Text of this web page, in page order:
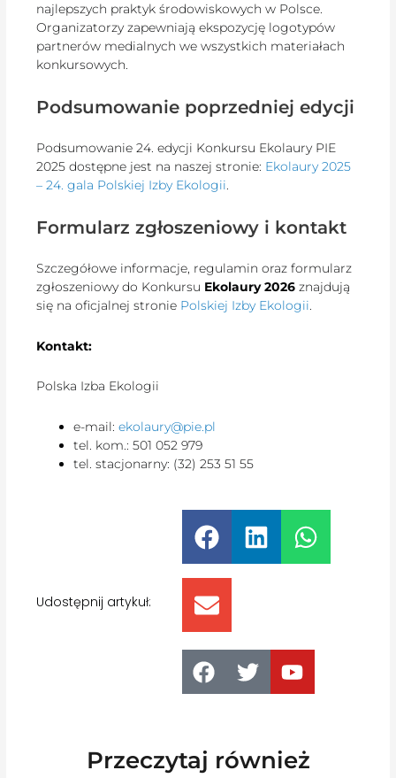
najlepszych praktyk środowiskowych w Polsce.
Organizatorzy zapewniają ekspozycję logotypów
partnerów medialnych we wszystkich materiałach
konkursowych.
Podsumowanie poprzedniej edycji
Podsumowanie 24. edycji Konkursu Ekolaury PIE
2025 dostępne jest na naszej stronie: Ekolaury 2025
– 24. gala Polskiej Izby Ekologii.
Formularz zgłoszeniowy i kontakt
Szczegółowe informacje, regulamin oraz formularz
zgłoszeniowy do Konkursu Ekolaury 2026 znajdują
się na oficjalnej stronie Polskiej Izby Ekologii.
Kontakt:
Polska Izba Ekologii
e-mail:ekolaury@pie.pl
tel. kom.: 501 052 979
tel. stacjonarny: (32) 253 51 55
Udostępnij artykuł:
Przeczytaj również